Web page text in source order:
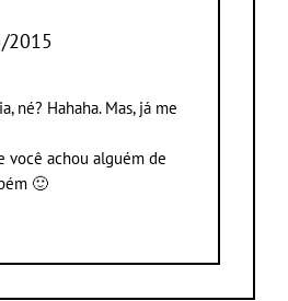
2015
né? Hahaha. Mas, já me
você achou alguém de
🙂